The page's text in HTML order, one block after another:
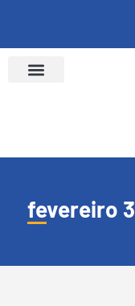
fevereiro